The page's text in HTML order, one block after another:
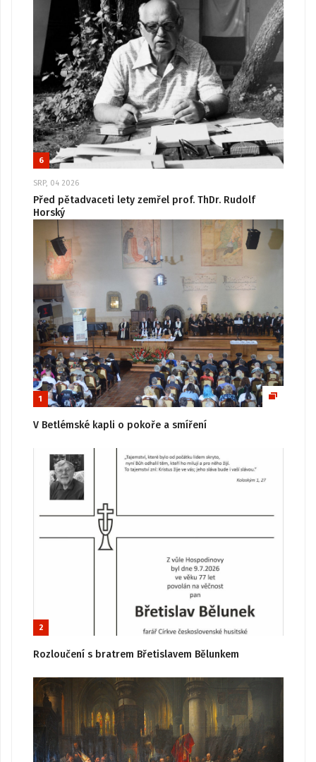
6
SRP, 04 2026
Před pětadvaceti lety zemřel prof. ThDr. Rudolf
Horský
1
V Betlémské kapli o pokoře a smíření
2
Rozloučení s bratrem Břetislavem Bělunkem